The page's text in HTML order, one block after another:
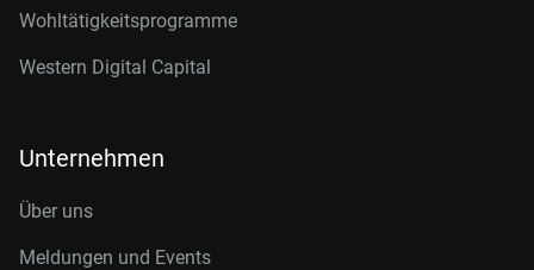
Wohltätigkeitsprogramme
Western Digital Capital
Unternehmen
Über uns
Meldungen und Events